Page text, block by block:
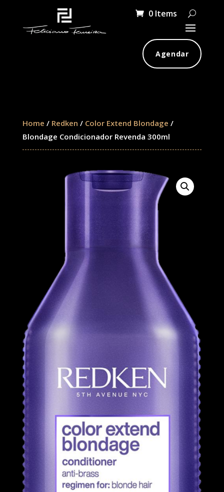
0 Items
Agendar
Home / Redken / Color Extend Blondage /
Blondage Condicionador Revenda 300ml